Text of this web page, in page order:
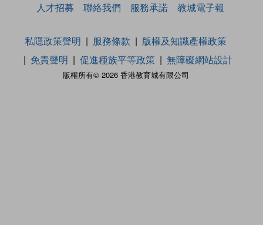
人才招募
聯絡我們 服務承諾 教城電子報
版權所有© 2026 香港教育城有限公司
私隱政策聲明 服務條款
版權及知識產權政策
免責聲明
促進種族平等政策 無障礙網站設計